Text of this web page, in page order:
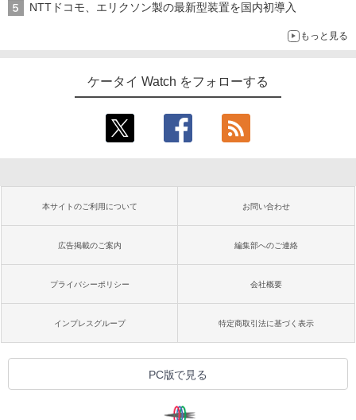
NTTドコモ、エリクソン製の最新型装置を国内初導入
もっと見る
ケータイ Watch をフォローする
本サイトのご利用について お問い合わせ
広告掲載のご案内 編集部へのご連絡
プライバシーポリシー 会社概要
インプレスグループ 特定商取引法に基づく表示
PC版で見る